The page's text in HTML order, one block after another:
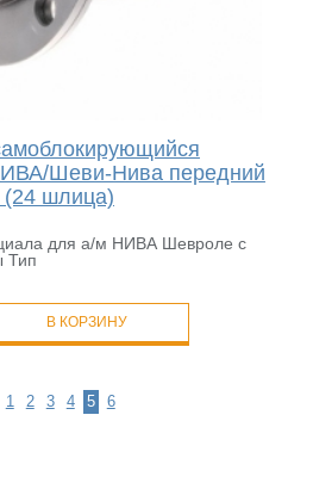
Шеви-Нива передний
(24 шлица)
для а/м НИВА Шевроле с
Тип
В КОРЗИНУ
1 2 3 4 5 6